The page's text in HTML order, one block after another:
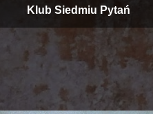
Klub Siedmiu Pytań